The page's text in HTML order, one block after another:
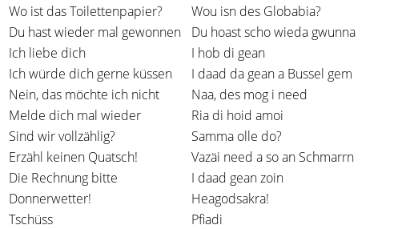
Wo ist das Toilettenpapier?
Wou isn des Globabia?
Du hast wieder mal gewonnen
Du hoast scho wieda gwunna
Ich liebe dich
I hob di gean
Ich würde dich gerne küssen
I daad da gean a Bussel gem
Nein, das möchte ich nicht
Naa, des mog i need
Melde dich mal wieder
Ria di hoid amoi
Sind wir vollzählig?
Samma olle do?
Erzähl keinen Quatsch!
Vazäi need a so an Schmarrn
Die Rechnung bitte
I daad gean zoin
Donnerwetter!
Heagodsakra!
Tschüss
Pfiadi